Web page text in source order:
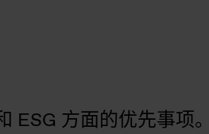
ESG 方面的优先事项。